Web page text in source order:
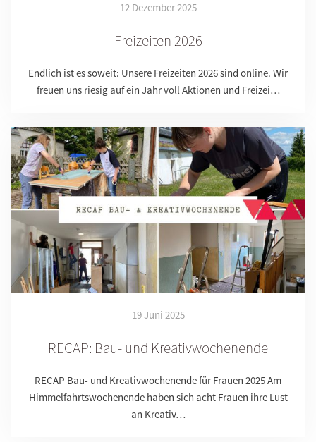
12 Dezember 2025
Freizeiten 2026
Endlich ist es soweit: Unsere Freizeiten 2026 sind online. Wir
freuen uns riesig auf ein Jahr voll Aktionen und Freizei…
19 Juni 2025
RECAP: Bau- und Kreativwochenende
RECAP Bau- und Kreativwochenende für Frauen 2025 Am
Himmelfahrtswochenende haben sich acht Frauen ihre Lust
an Kreativ…